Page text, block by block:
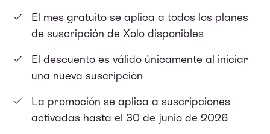
El mes gratuito se aplica a todos los planes
de suscripción de Xolo disponibles
El descuento es válido únicamente al iniciar
una nueva suscripción
La promoción se aplica a suscripciones
activadas hasta el 30 de junio de 2026